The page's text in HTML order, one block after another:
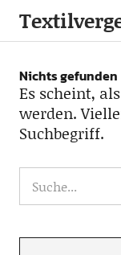
Nichts gefunden
Es scheint,
werden.
Suchbegriff.